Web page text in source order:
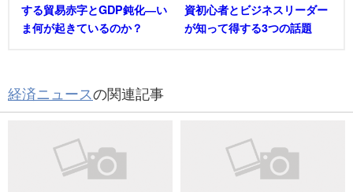
する貿易赤字とGDP鈍化―い
ま何が起きているのか？
資初心者とビジネスリーダー
が知って得する3つの話題
経済ニュースの関連記事